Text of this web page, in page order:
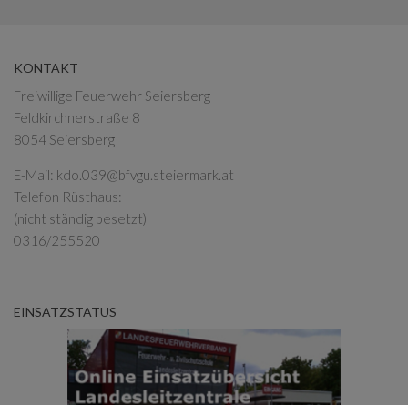
KONTAKT
Freiwillige Feuerwehr Seiersberg
Feldkirchnerstraße 8
8054 Seiersberg
E-Mail: kdo.039@bfvgu.steiermark.at
Telefon Rüsthaus:
(nicht ständig besetzt)
0316/255520
EINSATZSTATUS